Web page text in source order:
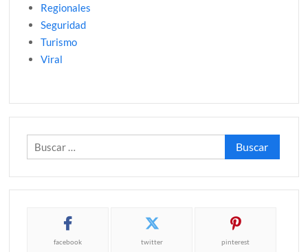
Regionales
Seguridad
Turismo
Viral
Buscar:
facebook twitter pinterest